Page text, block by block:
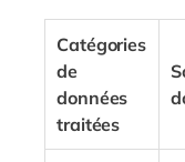
Catégories
de
données
traitées